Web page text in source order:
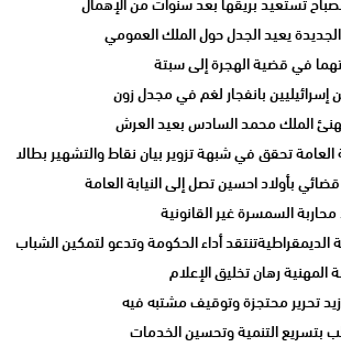
يعيد الجدل حول الملك العمومي
بانفجار لغم في مجدل زون
الملك محمد السادس بعيد العرش
العامة تحقق في شبهة تزوير بيان نقاط والتشهير بطالب
بأولاد احسين تصل إلى النيابة العامة
السمسرة غير القانونية
أداء الحكومة وتدعو لتمكين الشباب
رهان تخليق الإعلام
تحرير محتجزة وتوقيف مشتبه فيه
بتسريع التنمية وتحسين الخدمات